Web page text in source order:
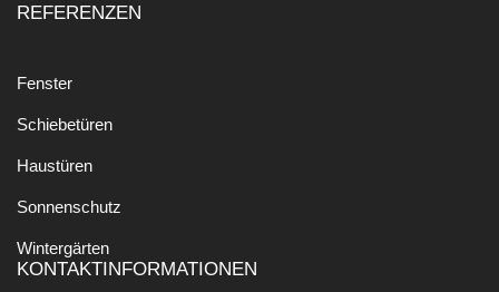
REFERENZEN
Fenster
Schiebetüren
Haustüren
Sonnenschutz
Wintergärten
KONTAKTINFORMATIONEN